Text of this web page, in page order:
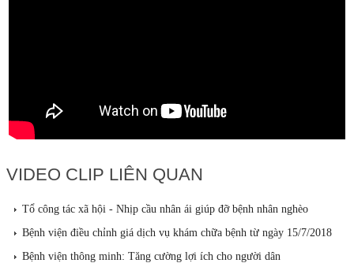
VIDEO CLIP LIÊN QUAN
Tổ công tác xã hội - Nhịp cầu nhân ái giúp đỡ bệnh nhân nghèo
Bệnh viện điều chỉnh giá dịch vụ khám chữa bệnh từ ngày 15/7/2018
Bệnh viện thông minh: Tăng cường lợi ích cho người dân